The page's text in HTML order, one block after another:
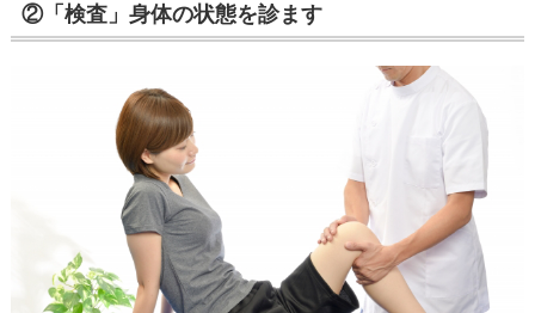
②「検査」身体の状態を診ます